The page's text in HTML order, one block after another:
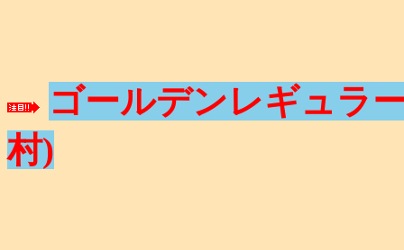
ゴールデンレギュラ
村)